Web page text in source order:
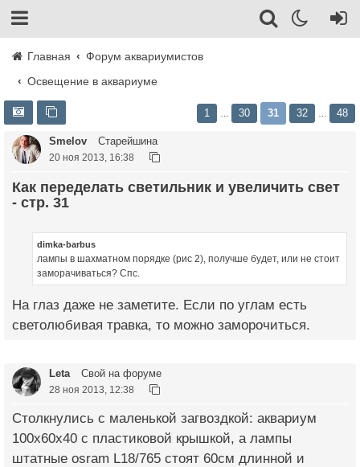
Главная
Форум аквариумистов
Освещение в аквариуме
1 30 31 32 48
Smelov Старейшина
20 ноя 2013, 16:38
Как переделать светильник и увеличить свет
- стр. 31
dimka-barbus
лампы в шахматном порядке (рис 2), получше будет, или не стоит
заморачиваться? Спс.
На глаз даже не заметите. Если по углам есть
светолюбивая травка, то можно заморочиться.
Leta Свой на форуме
28 ноя 2013, 12:38
Столкнулись с маленькой загвоздкой: аквариум
100х60х40 с пластиковой крышкой, а лампы
штатные osram L18/765 стоят 60см длинной и